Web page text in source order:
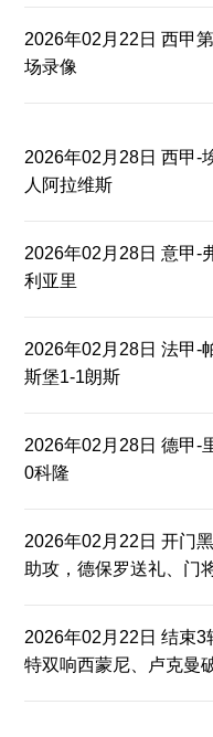
2026年02月22日 西甲
场录像
2026年02月28日 西甲-
人阿拉维斯
2026年02月28日 意甲-
利亚里
2026年02月28日 法甲-
斯堡1-1朗斯
2026年02月28日 德甲-
0科隆
2026年02月22日 开门
助攻，德保罗送礼、门
2026年02月22日 结束
特双响西蒙尼、卢克曼